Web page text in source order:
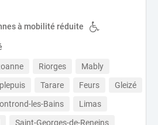
à mobilité réduite
Riorges
Mably
Tarare Feurs
Gleizé
les-Bains
Limas
Saint-Georges-de-Reneins